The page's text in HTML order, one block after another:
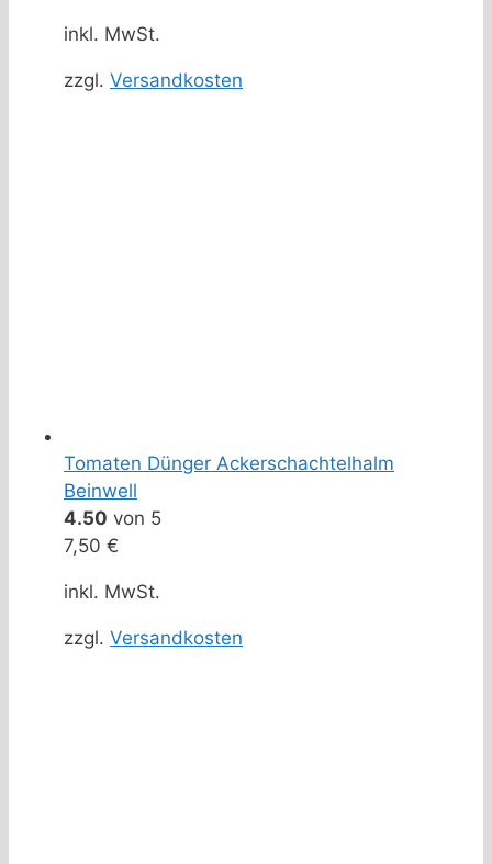
inkl. MwSt.
zzgl. Versandkosten
Tomaten Dünger Ackerschachtelhalm
Beinwell
4.50 von 5
7,50 €
inkl. MwSt.
zzgl. Versandkosten